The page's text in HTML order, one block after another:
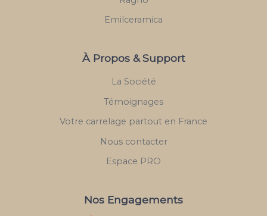
Emilceramica
À Propos & Support
La Société
Témoignages
Votre carrelage partout en France
Nous contacter
Espace PRO
Nos Engagements